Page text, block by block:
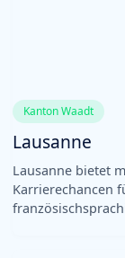
Kanton Waadt
Lausanne
Lausanne bietet
Karrierechancen